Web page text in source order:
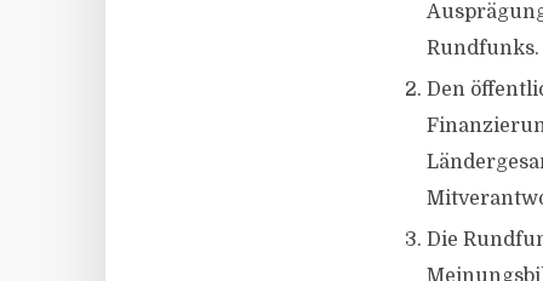
Rundfunks.
Den
Die